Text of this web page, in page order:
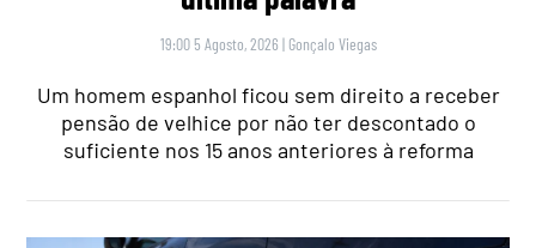
19:00 5 Agosto, 2026 | Gonçalo Viegas
Um homem espanhol ficou sem direito a receber
pensão de velhice por não ter descontado o
suficiente nos 15 anos anteriores à reforma